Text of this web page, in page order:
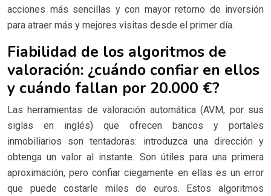
acciones más sencillas y con mayor retorno de inversión
para atraer más y mejores visitas desde el primer día.
Fiabilidad de los algoritmos de
valoración: ¿cuándo confiar en ellos
y cuándo fallan por 20.000 €?
Las herramientas de valoración automática (AVM, por sus
siglas en inglés) que ofrecen bancos y portales
inmobiliarios son tentadoras: introduzca una dirección y
obtenga un valor al instante. Son útiles para una primera
aproximación, pero confiar ciegamente en ellas es un error
que puede costarle miles de euros. Estos algoritmos